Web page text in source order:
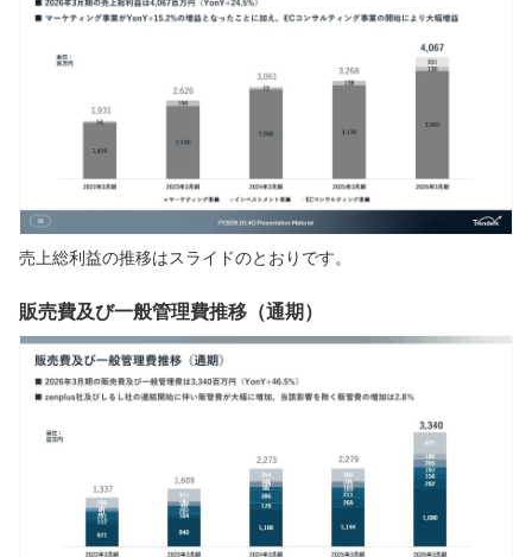
売上総利益の推移はスライドのとおりです。
販売費及び一般管理費推移（通期）